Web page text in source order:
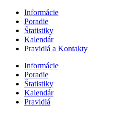
Informácie
Poradie
Štatistiky
Kalendár
Pravidlá a Kontakty
Informácie
Poradie
Štatistiky
Kalendár
Pravidlá